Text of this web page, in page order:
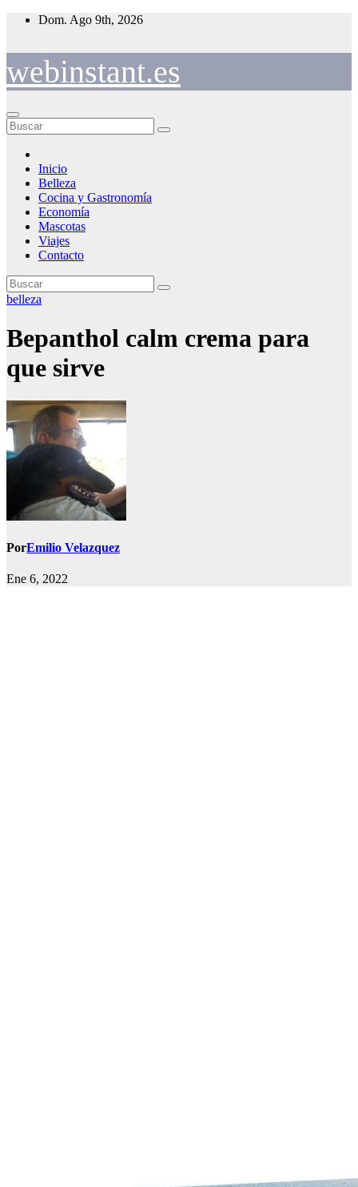
Saltar
Dom. Ago 9th, 2026
webinstant.es
Inicio
Belleza
Cocina y Gastronomía
Economía
Mascotas
Viajes
Contacto
belleza
Bepanthol calm crema para
que sirve
PorEmilio Velazquez
Ene 6, 2022